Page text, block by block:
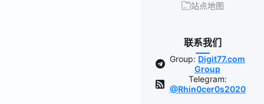
站点地图
联系我们
Group: Digit77.com
Group
Telegram:
@Rhin0cer0s2020